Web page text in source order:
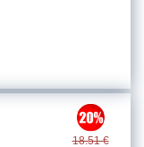
18.51 €